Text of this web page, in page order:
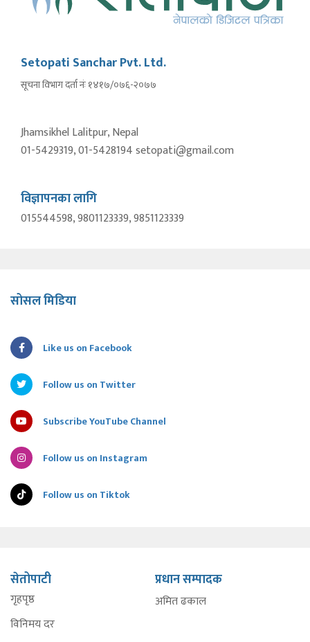
Setopati Sanchar Pvt. Ltd.
सूचना विभाग दर्ता नंः १४१७/०७६-२०७७
Jhamsikhel Lalitpur, Nepal
01-5429319, 01-5428194 setopati@gmail.com
विज्ञापनका लागि
015544598, 9801123339, 9851123339
सोसल मिडिया
Like us on Facebook
Follow us on Twitter
Subscribe YouTube Channel
Follow us on Instagram
Follow us on Tiktok
सेतोपाटी
गृहपृष्ठ
विनिमय दर
प्रधान सम्पादक
अमित ढकाल